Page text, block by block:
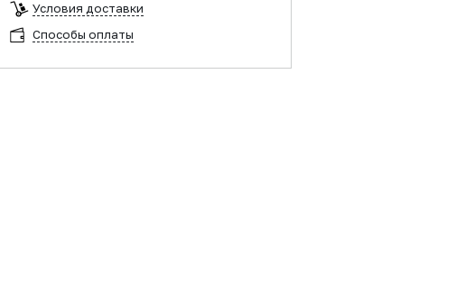
Условия доставки
Способы оплаты